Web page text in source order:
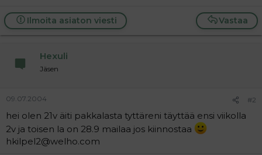
t
a
j
Vastaa
Ilmoita asiaton viesti
Hexuli
Jäsen
09.07.2004 #2
hei olen 21v äiti pakkalasta tyttäreni täyttää ensi viikolla
2v ja toisen la on 28.9 mailaa jos kiinnostaa
hkilpel2@welho.com